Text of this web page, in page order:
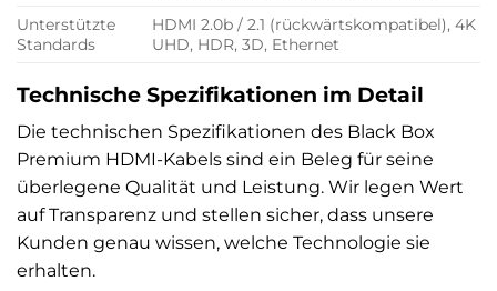
Unterstützte
Standards
HDMI 2.0b / 2.1 (rückwärtskompatibel), 4K
UHD, HDR, 3D, Ethernet
Technische Spezifikationen im Detail
Die technischen Spezifikationen des Black Box
Premium HDMI-Kabels sind ein Beleg für seine
überlegene Qualität und Leistung. Wir legen Wert
auf Transparenz und stellen sicher, dass unsere
Kunden genau wissen, welche Technologie sie
erhalten.